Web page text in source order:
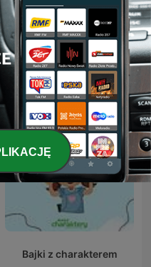
Smok i Miś na wakacjach
w… Polsce
Bajki z charakterem